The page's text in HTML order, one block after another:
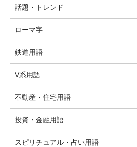
話題・トレンド
ローマ字
鉄道用語
V系用語
不動産・住宅用語
投資・金融用語
スピリチュアル・占い用語